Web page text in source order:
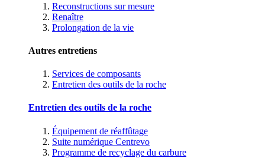
Reconstructions sur mesure
Renaître
Prolongation de la vie
Autres entretiens
Services de composants
Entretien des outils de la roche
Entretien des outils de la roche
Équipement de réaffûtage
Suite numérique Centrevo
Programme de recyclage du carbure